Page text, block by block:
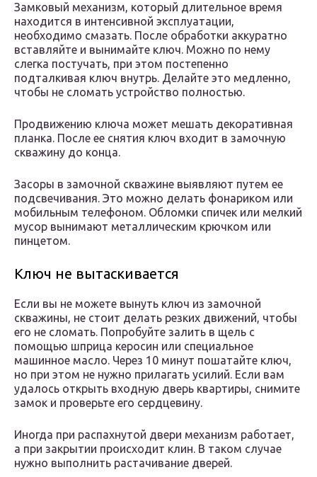
Замковый механизм, который длительное время
находится в интенсивной эксплуатации,
необходимо смазать. После обработки аккуратно
вставляйте и вынимайте ключ. Можно по нему
слегка постучать, при этом постепенно
подталкивая ключ внутрь. Делайте это медленно,
чтобы не сломать устройство полностью.
Продвижению ключа может мешать декоративная
планка. После ее снятия ключ входит в замочную
скважину до конца.
Засоры в замочной скважине выявляют путем ее
подсвечивания. Это можно делать фонариком или
мобильным телефоном. Обломки спичек или мелкий
мусор вынимают металлическим крючком или
пинцетом.
Ключ не вытаскивается
Если вы не можете вынуть ключ из замочной
скважины, не стоит делать резких движений, чтобы
его не сломать. Попробуйте залить в щель с
помощью шприца керосин или специальное
машинное масло. Через 10 минут пошатайте ключ,
но при этом не нужно прилагать усилий. Если вам
удалось открыть входную дверь квартиры, снимите
замок и проверьте его сердцевину.
Иногда при распахнутой двери механизм работает,
а при закрытии происходит клин. В таком случае
нужно выполнить растачивание дверей.